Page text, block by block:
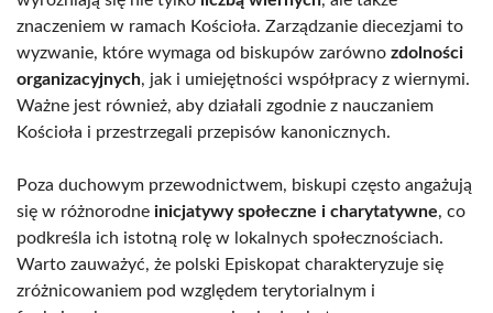
znaczeniem w ramach Kościoła. Zarządzanie diecezjami to
wyzwanie, które wymaga od biskupów zarówno zdolności
organizacyjnych, jak i umiejętności współpracy z wiernymi.
Ważne jest również, aby działali zgodnie z nauczaniem
Kościoła i przestrzegali przepisów kanonicznych.
Poza duchowym przewodnictwem, biskupi często angażują
się w różnorodne inicjatywy społeczne i charytatywne, co
podkreśla ich istotną rolę w lokalnych społecznościach.
Warto zauważyć, że polski Episkopat charakteryzuje się
zróżnicowaniem pod względem terytorialnym i